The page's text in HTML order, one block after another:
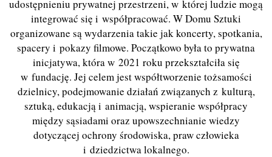
udostępnieniu prywatnej przestrzeni, w której ludzie mogą
integrować się i współpracować. W Domu Sztuki
organizowane są wydarzenia takie jak koncerty, spotkania,
spacery i pokazy filmowe. Początkowo była to prywatna
inicjatywa, która w 2021 roku przekształciła się
w fundację. Jej celem jest współtworzenie tożsamości
dzielnicy, podejmowanie działań związanych z kulturą,
sztuką, edukacją i animacją, wspieranie współpracy
między sąsiadami oraz upowszechnianie wiedzy
dotyczącej ochrony środowiska, praw człowieka
i dziedzictwa lokalnego.